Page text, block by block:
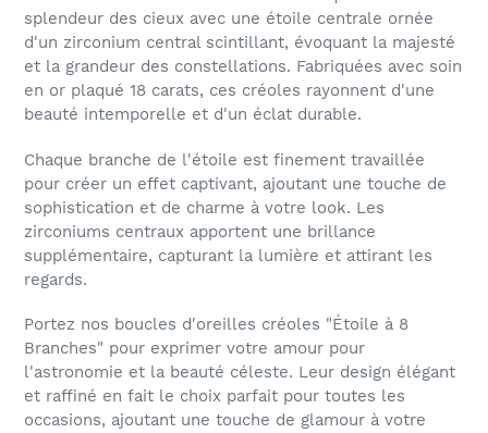
splendeur des cieux avec une étoile centrale ornée
d'un zirconium central scintillant, évoquant la majesté
et la grandeur des constellations. Fabriquées avec soin
en or plaqué 18 carats, ces créoles rayonnent d'une
beauté intemporelle et d'un éclat durable.
Chaque branche de l'étoile est finement travaillée
pour créer un effet captivant, ajoutant une touche de
sophistication et de charme à votre look. Les
zirconiums centraux apportent une brillance
supplémentaire, capturant la lumière et attirant les
regards.
Portez nos boucles d'oreilles créoles "Étoile à 8
Branches" pour exprimer votre amour pour
l'astronomie et la beauté céleste. Leur design élégant
et raffiné en fait le choix parfait pour toutes les
occasions, ajoutant une touche de glamour à votre